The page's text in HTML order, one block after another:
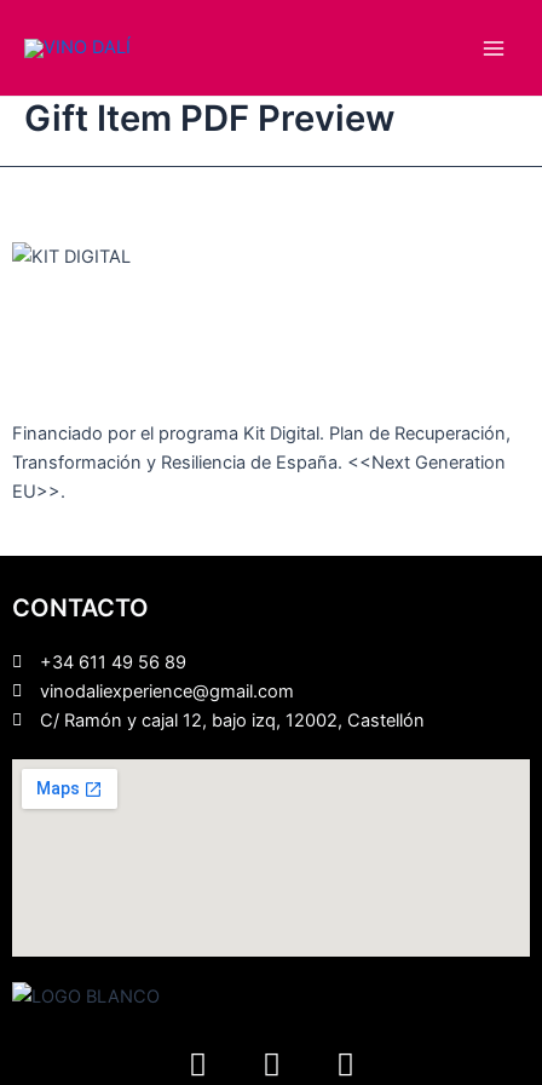
Gift Item PDF Preview
Financiado por el programa Kit Digital. Plan de Recuperación,
Transformación y Resiliencia de España. <<Next Generation
EU>>.
CONTACTO
+34 611 49 56 89
vinodaliexperience@gmail.com
C/ Ramón y cajal 12, bajo izq, 12002, Castellón
F
I
Y